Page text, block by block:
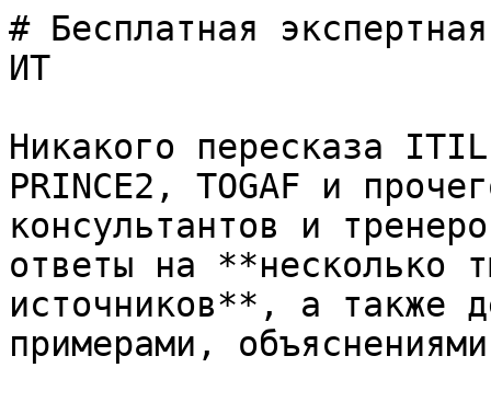
# Бесплатная
ИТ
Никакого пересказа
PRINCE2, TOGAF и
консультантов и
ответы на **несколько
источников**, а также
примерами,